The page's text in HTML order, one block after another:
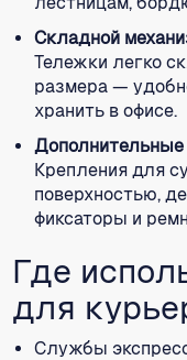
Складной
Тележки легко
размера —
хранить в офисе.
Дополнительные
Крепления для
поверхностью,
фиксаторы и
Где
для
Службы